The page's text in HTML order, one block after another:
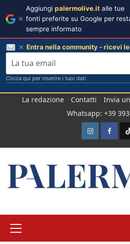
La redazione Contatti
Invia
Whatsapp: +39
Instagram
principale
Aggiungi palermolive.it alle tue
fonti preferite su Google per
sempre informato
Entra nella community - ricevi
Clicca qui per inserire i tuoi dati